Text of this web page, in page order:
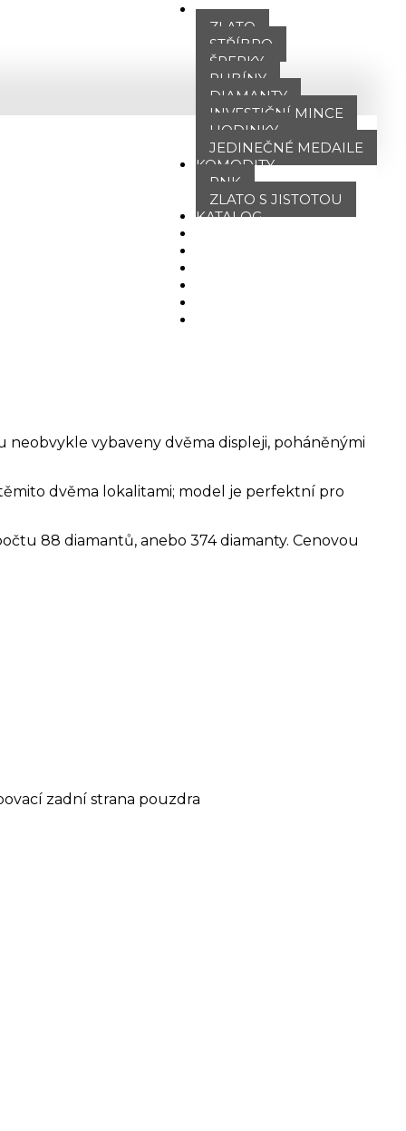
NABÍDKA
ZLATO
STŘÍBRO
ŠPERKY
RUBÍNY
DIAMANTY
INVESTIČNÍ MINCE
HODINKY
JEDINEČNÉ MEDAILE
KOMODITY
PNK
ZLATO S JISTOTOU
KATALOG
vybaveny dvěma displeji, poháněnými
dvěma lokalitami; model je perfektní pro
88 diamantů, anebo 374 diamanty. Cenovou
zadní strana pouzdra